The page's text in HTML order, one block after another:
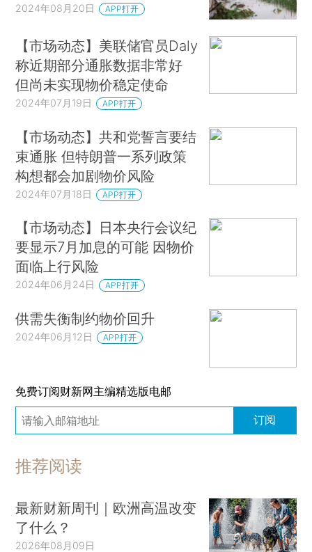
2024年08月20日 APP打开
【市场动态】美联储官员Daly
称近期部分通胀数据非常好
但尚未实现物价稳定使命
2024年07月19日 APP打开
【市场动态】共和党誓言要结
束通胀 但特朗普一系列政策
构想都会加剧物价风险
2024年07月18日 APP打开
【市场动态】日本央行会议纪
要显示7月加息的可能 因物价
面临上行风险
2024年06月24日 APP打开
供需失衡制约物价回升
2024年06月12日 APP打开
免费订阅财新网主编精选版电邮
订阅
推荐阅读
最新财新周刊｜欧洲高温改变
了什么？
2026年08月09日